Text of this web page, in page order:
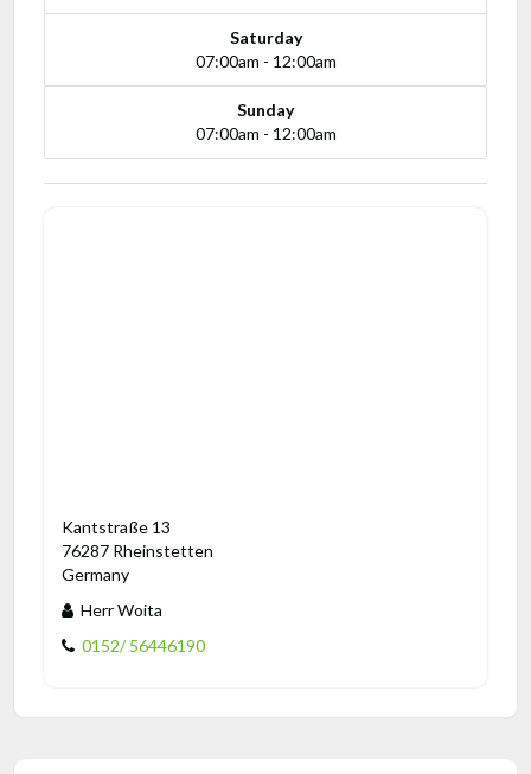
Saturday
07:00am - 12:00am
Sunday
07:00am - 12:00am
Kantstraße 13
76287 Rheinstetten
Germany
Herr Woita
0152/ 56446190